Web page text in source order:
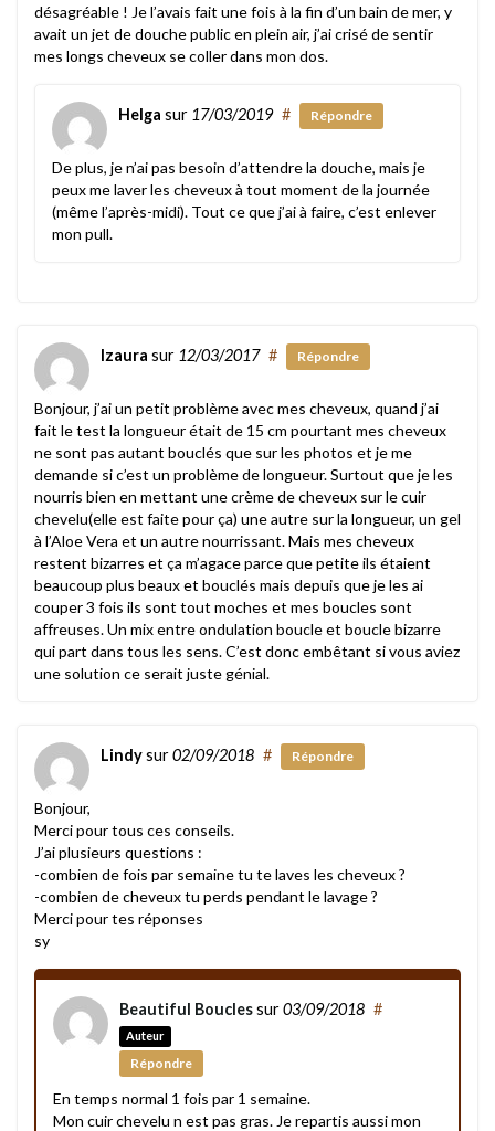
désagréable ! Je l’avais fait une fois à la fin d’un bain de mer, y
avait un jet de douche public en plein air, j’ai crisé de sentir
mes longs cheveux se coller dans mon dos.
Helga sur 17/03/2019 # Répondre
De plus, je n’ai pas besoin d’attendre la douche, mais je
peux me laver les cheveux à tout moment de la journée
(même l’après-midi). Tout ce que j’ai à faire, c’est enlever
mon pull.
Izaura sur 12/03/2017 # Répondre
Bonjour, j’ai un petit problème avec mes cheveux, quand j’ai
fait le test la longueur était de 15 cm pourtant mes cheveux
ne sont pas autant bouclés que sur les photos et je me
demande si c’est un problème de longueur. Surtout que je les
nourris bien en mettant une crème de cheveux sur le cuir
chevelu(elle est faite pour ça) une autre sur la longueur, un gel
à l’Aloe Vera et un autre nourrissant. Mais mes cheveux
restent bizarres et ça m’agace parce que petite ils étaient
beaucoup plus beaux et bouclés mais depuis que je les ai
couper 3 fois ils sont tout moches et mes boucles sont
affreuses. Un mix entre ondulation boucle et boucle bizarre
qui part dans tous les sens. C’est donc embêtant si vous aviez
une solution ce serait juste génial.
Lindysur02/09/2018 # Répondre
Bonjour,
Merci pour tous ces conseils.
J’ai plusieurs questions :
-combien de fois par semaine tu te laves les cheveux ?
-combien de cheveux tu perds pendant le lavage ?
Merci pour tes réponses
sy
Beautiful Bouclessur03/09/2018
Auteur
#
Répondre
En temps normal 1 fois par 1 semaine.
Mon cuir chevelu n est pas gras. Je repartis aussi mon